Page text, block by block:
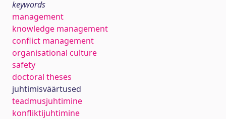
keywords
management
knowledge management
conflict management
organisational culture
safety
doctoral theses
juhtimisväärtused
teadmusjuhtimine
konfliktijuhtimine